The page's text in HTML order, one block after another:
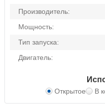
Производитель:
Мощность:
Тип запуска:
Двигатель:
Открытое В